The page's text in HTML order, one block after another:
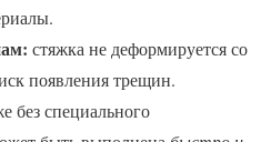
стяжка не деформируется со
появления трещин.
без специального